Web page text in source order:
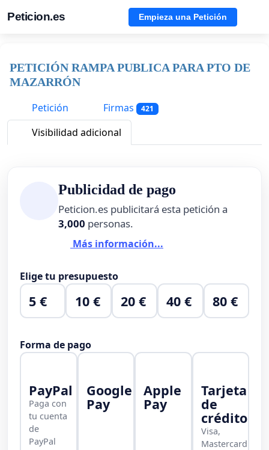
Peticion.es Empieza una Petición
PETICIÓN RAMPA PUBLICA PARA PTO DE
MAZARRÓN
Petición
Firmas 421
Visibilidad adicional
Publicidad de pago
Peticion.es publicitará esta petición a
3,000 personas.
Más información...
Elige tu presupuesto
5 € 10 € 20 € 40 € 80 €
Forma de pago
PayPal
Paga con
tu cuenta
de
PayPal
Google
Pay
Apple
Pay
Tarjeta
de
crédito
Visa,
Mastercard